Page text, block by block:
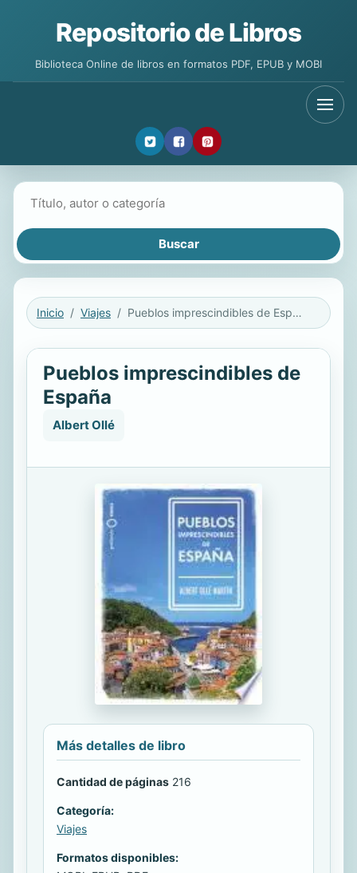
Repositorio de Libros
Biblioteca Online de libros en formatos PDF, EPUB y MOBI
Inicio Viajes Pueblos imprescindibles de España
Pueblos imprescindibles de
España
Albert Ollé
Más detalles de libro
Cantidad de páginas 216
Categoría:
Viajes
Formatos disponibles: